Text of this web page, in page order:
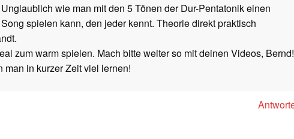
wie man mit den 5 Tönen der Dur-Pentatonik einen
spielen kann, den jeder kennt. Theorie direkt praktisch
zum warm spielen. Mach bitte weiter so mit deinen Videos, Bernd!
man in kurzer Zeit viel lernen!